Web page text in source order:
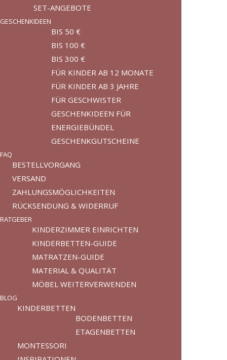
SET-ANGEBOTE
GESCHENKIDEEN
BIS 50 €
BIS 100 €
BIS 300 €
FÜR KINDER AB 12 MONATE
FÜR KINDER AB 3 JAHRE
FÜR GESCHWISTER
GESCHENKIDEEN FÜR
ENERGIEBÜNDEL
GESCHENKGUTSCHEINE
FAQ
BESTELLVORGANG
VERSAND
ZAHLUNGSMÖGLICHKEITEN
RÜCKSENDUNG & WIDERRUF
RATGEBER
KINDERZIMMER EINRICHTEN
KINDERBETTEN-GUIDE
MATRATZEN-GUIDE
MATERIAL & QUALITÄT
MÖBEL WEITERVERWENDEN
BLOG
KINDERBETTEN
BODENBETTEN
ETAGENBETTEN
MONTESSORI